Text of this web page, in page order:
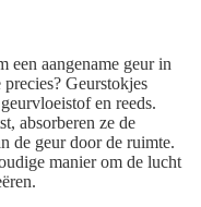
een aangename geur in
Geurstokjes
en reeds.
absorberen ze de
de geur door de ruimte.
manier om de lucht